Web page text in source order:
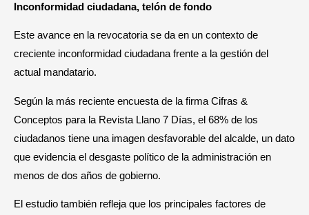
Inconformidad ciudadana, telón de fondo
Este avance en la revocatoria se da en un contexto de
creciente inconformidad ciudadana frente a la gestión del
actual mandatario.
Según la más reciente encuesta de la firma Cifras &
Conceptos para la Revista Llano 7 Días, el 68% de los
ciudadanos tiene una imagen desfavorable del alcalde, un dato
que evidencia el desgaste político de la administración en
menos de dos años de gobierno.
El estudio también refleja que los principales factores de